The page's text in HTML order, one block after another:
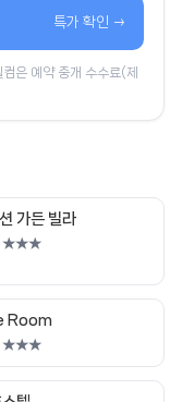
특가 확인 →
은 예약 중개 수수료(제
가든 빌라
★★★
Room
★★★